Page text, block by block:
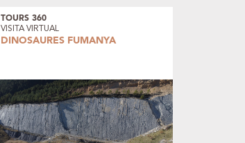
TOURS 360
VISITA VIRTUAL
DINOSAURES FUMANYA